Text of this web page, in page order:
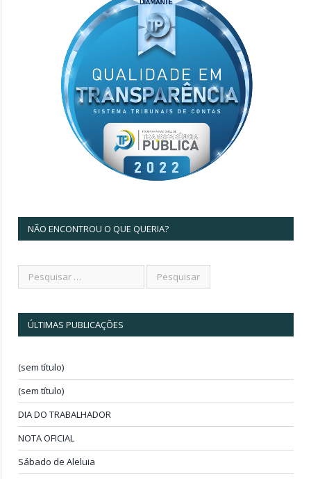
NÃO ENCONTROU O QUE QUERIA?
ÚLTIMAS PUBLICAÇÕES
(sem título)
(sem título)
DIA DO TRABALHADOR
NOTA OFICIAL
Sábado de Aleluia